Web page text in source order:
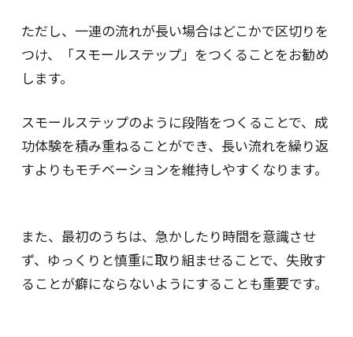
ただし、一連の流れが長い場合はどこかで区切りを
つけ、「スモールステップ」をつくることをお勧め
します。
スモールステップのように段階をつくることで、成
功体験を積み重ねることができ、長い流れを繰り返
すよりもモチベーションを維持しやすくなります。
また、最初のうちは、急かしたり時間を意識させ
ず、ゆっくりと慎重に取り組ませることで、失敗す
ることが癖にならないようにすることも重要です。